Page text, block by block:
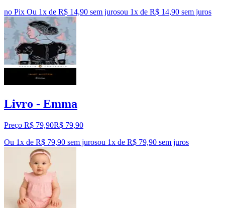
no Pix Ou 1x de R$ 14,90 sem jurosou 1x de R$ 14,90 sem juros
Livro - Emma
Preço R$ 79,90R$ 79,90
Ou 1x de R$ 79,90 sem jurosou 1x de R$ 79,90 sem juros